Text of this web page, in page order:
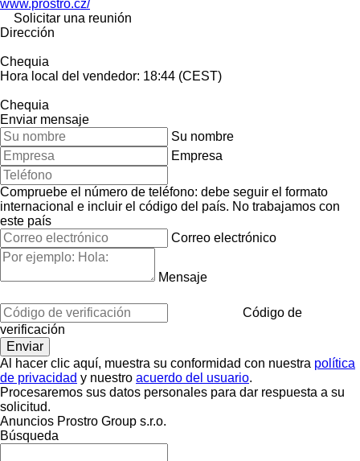
www.prostro.cz/
Solicitar una reunión
Dirección
Chequia
Hora local del vendedor: 18:44 (CEST)
Chequia
Enviar mensaje
Su nombre
Empresa
Compruebe el número de teléfono: debe seguir el formato
internacional e incluir el código del país. No trabajamos con
este país
Correo electrónico
Mensaje
Código de
verificación
Al hacer clic aquí, muestra su conformidad con nuestra política
de privacidad y nuestro acuerdo del usuario.
Procesaremos sus datos personales para dar respuesta a su
solicitud.
Anuncios Prostro Group s.r.o.
Búsqueda